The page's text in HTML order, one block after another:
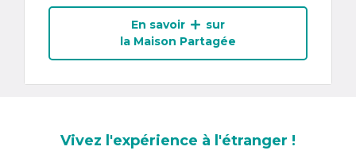
En savoir
sur
la Maison Partagée
Vivez l'expérience à l'étranger !